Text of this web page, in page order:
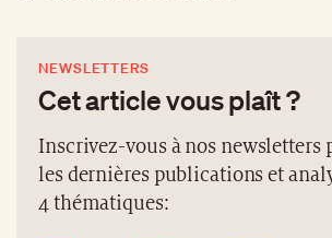
NEWSLETTERS
Cet article vous plaît ?
Inscrivez-vous à nos newsletters
les dernières publications et
4 thématiques: